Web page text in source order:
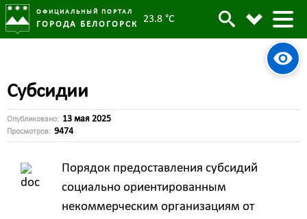
ОФИЦИАЛЬНЫЙ ПОРТАЛ
ГОРОДА БЕЛОГОРСК 23.8 °C
Субсидии
Опубликовано: 13 мая 2025
Просмотров: 9474
Порядок предоставления субсидий
социально ориентированным
некоммерческим организациям от